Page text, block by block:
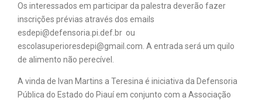
Os interessados em participar da palestra deverão fazer
inscrições prévias através dos emails
esdepi@defensoria.pi.def.br ou
escolasuperioresdepi@gmail.com. A entrada será um quilo
de alimento não perecível.
A vinda de Ivan Martins a Teresina é iniciativa da Defensoria
Pública do Estado do Piauí em conjunto com a Associação